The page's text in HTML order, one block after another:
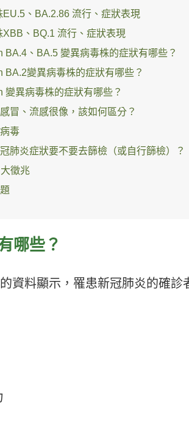
EU.5、BA.2.86 流行、症狀表現
XBB、BQ.1 流行、症狀表現
BA.4、BA.5 變異病毒株的症狀有哪些？
BA.2變異病毒株的症狀有哪些？
變異病毒株的症狀有哪些？
冒、流感很像，該如何區分？
毒
肺炎症狀要不要去篩檢（或自行篩檢）？
徵兆
哪些？
資料顯示，罹患新冠肺炎的確診